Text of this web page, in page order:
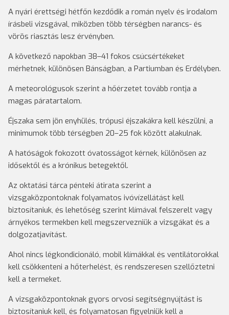
A nyári érettségi hétfőn kezdődik a román nyelv és irodalom
írásbeli vizsgával, miközben több térségben narancs- és
vörös riasztás lesz érvényben.
A következő napokban 38–41 fokos csúcsértékeket
mérhetnek, különösen Bánságban, a Partiumban és Erdélyben.
A meteorológusok szerint a hőérzetet tovább rontja a
magas páratartalom.
Éjszaka sem jön enyhülés, trópusi éjszakákra kell készülni, a
minimumok több térségben 20–25 fok között alakulnak.
A hatóságok fokozott óvatosságot kérnek, különösen az
idősektől és a krónikus betegektől.
Az oktatási tárca pénteki átirata szerint a
vizsgaközpontoknak folyamatos ivóvízellátást kell
biztosítaniuk, és lehetőség szerint klímával felszerelt vagy
árnyékos termekben kell megszervezniük a vizsgákat és a
dolgozatjavítást.
Ahol nincs légkondicionáló, mobil klímákkal és ventilátorokkal
kell csökkenteni a hőterhelést, és rendszeresen szellőztetni
kell a termeket.
A vizsgaközpontoknak gyors orvosi segítségnyújtást is
biztosítaniuk kell, és folyamatosan figyelniük kell a